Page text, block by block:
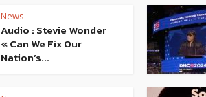
News
Audio : Stevie Wonder
« Can We Fix Our
Nation’s...